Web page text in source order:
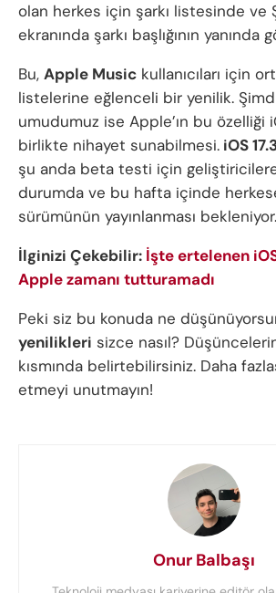
olan herkes için şarkı listesinde ve
ekranında şarkı başlığının
Bu, Apple Music kullanıcıları için
listelerine eğlenceli bir yenilik.
umudumuz ise Apple’ın bu özelliği
birlikte nihayet sunabilmesi. iOS
şu anda beta testi için
durumda ve bu hafta içinde
sürümünün yayınlanması bekleniyor.
İlginizi Çekebilir: İşte ertelenen
Apple zamanı tutturamadı
Peki siz bu konuda ne
yenilikleri sizce nasıl?
kısmında belirtebilirsiniz. Daha
etmeyi unutmayın!
Onur Balbaşı